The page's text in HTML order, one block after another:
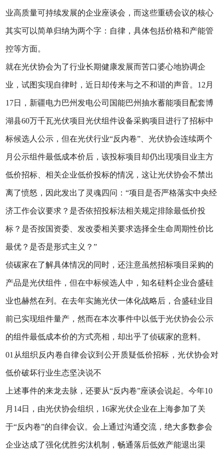
业高质量可持续发展的企业座谈会，而这些重磅会议的核心
其实可以简单归纳为两个字：自律，具体包括价格和产能管
控等方面。
就在光伏协会为了行业长期健康发展而苦口婆心地协调企
业，试图实现自律时，近日却传来与之不和谐的声音。12月
17日，新疆电力巴州发电公司国能巴州抽水蓄能项目配套博
湖县60万千瓦光伏项目光伏组件设备采购项目进行了招标中
标候选人公示，但在光伏行业“反内卷”、光伏协会连续两个
月公示组件最低成本价后，该投标项目却仍出现项目业主方
低价招标、相关企业低价投标的情况，这让光伏协会不禁出
离了愤怒，因此发出了灵魂四问：“项目是否严格落实中央经
济工作会议要求？是否依招投标法相关规定排除最低价投
标？是否按国资委、发改委相关要求选择全生命周期性价比
最优？是否是形式主义？”
侦碳家在了解具体情况的同时，还注意虽然招标项目采购的
产品是光伏组件，但在中标候选人中，知名硅料企业合盛硅
业也赫然在列。在去年实施光伏一体化战略后，合盛硅业目
前已实现组件量产，然而在本次事件中以低于光伏协会公示
的组件最低成本价的方式亮相，却出乎了侦碳家的意料。
01从组织反内卷自律会议到公开质疑低价招标，光伏协会对
低价破坏行业生态坚决说不
上述事件的来龙去脉，还要从“反内卷”座谈会说起。今年10
月14日，由光伏协会组织，16家光伏企业在上海参加了关
于“反内卷”的自律会议。会上通过沟通交流，绝大多数参会
企业达成了强化优胜劣汰机制，畅通落后低效产能退出渠